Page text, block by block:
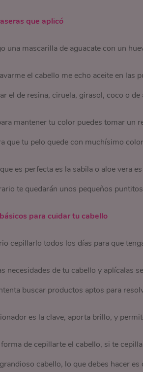
que aplicó
una mascarilla de aguacate con un
el cabello me echo aceite en las
el de resina, ciruela, girasol, coco o
mantener tu color puedes tomar un
que tu pelo quede con muchísimo
es perfecta es la sabila o aloe vera
te quedarán unos pequeños
para cuidar tu cabello
cepillarlo todos los días para que
necesidades de tu cabello y aplícalas
buscar productos aptos para
es la clave, aporta brillo, y
de cepillarte el cabello, si te
cabello, lo que debes hacer